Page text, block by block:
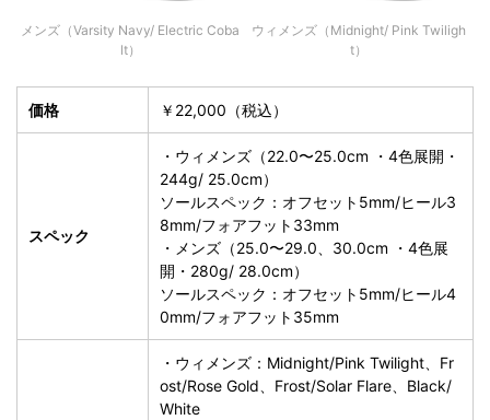
メンズ（Varsity Navy/ Electric Coba
lt）
ウィメンズ（Midnight/ Pink Twiligh
t）
価格 ￥22,000（税込）
スペック
・ウィメンズ（22.0〜25.0cm ・4色展開・
244g/ 25.0cm）
ソールスペック：オフセット5mm/ヒール3
8mm/フォアフット33mm
・メンズ（25.0〜29.0、30.0cm ・4色展
開・280g/ 28.0cm）
ソールスペック：オフセット5mm/ヒール4
0mm/フォアフット35mm
・ウィメンズ：Midnight/Pink Twilight、Fr
ost/Rose Gold、Frost/Solar Flare、Black/
White